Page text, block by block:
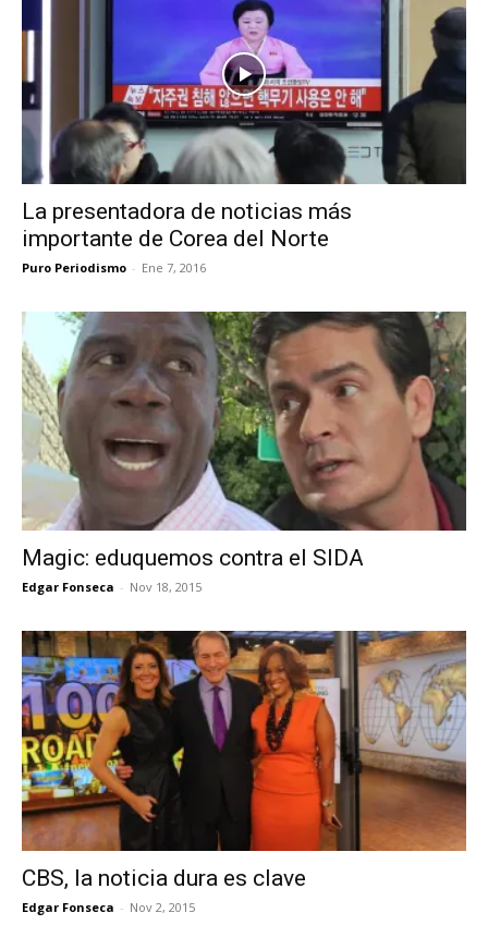
La presentadora de noticias más
importante de Corea del Norte
Puro Periodismo - Ene 7, 2016
Magic: eduquemos contra el SIDA
Edgar Fonseca - Nov 18, 2015
CBS, la noticia dura es clave
Edgar Fonseca - Nov 2, 2015